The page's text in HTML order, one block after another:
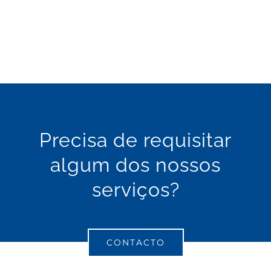
Precisa de requisitar
algum dos nossos
serviços?
CONTACTO